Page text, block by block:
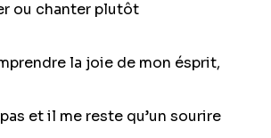
ou chanter plutôt
la joie de mon ésprit,
et il me reste qu’un sourire